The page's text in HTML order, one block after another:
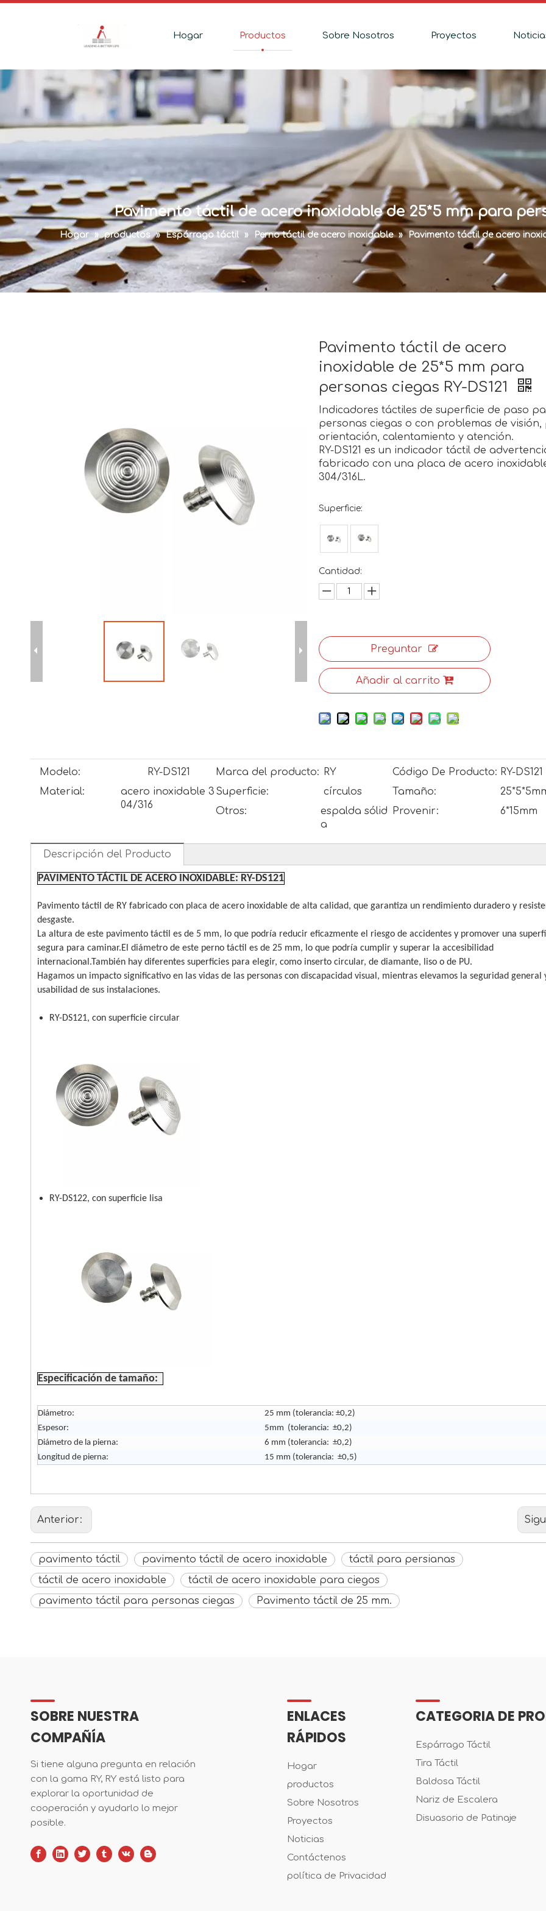
Hogar Productos Sobre Nosotros Proyectos
Pavimento táctil de acero inoxidable de 25*5 mm para
Hogar » productos » Espárrago táctil » Perno táctil de acero inoxidable » Pavimento táctil de acero
Pavimento táctil de acero
inoxidable de 25*5 mm para
personas ciegas RY-DS121
Indicadores táctiles de superficie de paso
personas ciegas o con problemas de visión,
orientación, calentamiento y atención.
RY-DS121 es un indicador táctil de
fabricado con una placa de acero
304/316L.
Superficie:
Cantidad:
Preguntar
Añadir al carrito
Modelo: RY-DS121 Marca del producto: RY Código De Producto: RY-DS121
Material:
acero inoxidable 3
04/316
Superficie: círculos Tamaño:
Otros:
espalda sólid
a
Provenir: 6*15mm
Descripción del Producto
PAVIMENTO TÁCTIL DE ACERO INOXIDABLE: RY-DS121
Pavimento táctil de RY fabricado con placa de acero inoxidable de alta calidad, que garantiza un rendimiento duradero y
desgaste.
La altura de este pavimento táctil es de 5 mm, lo que podría reducir eficazmente el riesgo de accidentes y promover una
segura para caminar.El diámetro de este perno táctil es de 25 mm, lo que podría cumplir y superar la accesibilidad
internacional.También hay diferentes superficies para elegir, como inserto circular, de diamante, liso o de PU.
Hagamos un impacto significativo en las vidas de las personas con discapacidad visual, mientras elevamos la seguridad general
usabilidad de sus instalaciones.
RY-DS121, con superficie circular
RY-DS122, con superficie lisa
Especificación de tamaño:
Diámetro:
25 mm (tolerancia: ±0,2)
Espesor:
5mm (tolerancia: ±0,2)
Diámetro de la pierna:
6 mm (tolerancia: ±0,2)
Longitud de pierna:
15 mm (tolerancia: ±0,5)
Anterior:
pavimento táctil pavimento táctil de acero inoxidable
táctil para persianas
táctil de acero inoxidable
táctil de acero inoxidable para ciegos
pavimento táctil para personas ciegas
Pavimento táctil de 25 mm.
SOBRE NUESTRA
COMPAÑÍA
Si tiene alguna pregunta en relación
con la gama RY, RY está listo para
explorar la oportunidad de
cooperación y ayudarlo lo mejor
posible.
ENLACES
RÁPIDOS
Hogar
productos
Sobre Nosotros
Proyectos
Noticias
Contáctenos
política de Privacidad
CATEGORIA DE
Espárrago Táctil
Tira Táctil
Baldosa Táctil
Nariz de Escalera
Disuasorio de Patinaje